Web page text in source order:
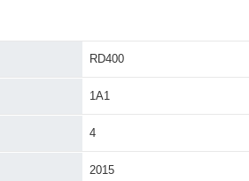
RD400
1A1
4
2015